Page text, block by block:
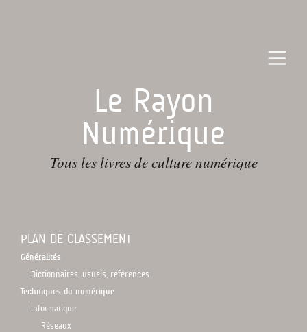
Le Rayon
Numérique
Tous les livres de culture numérique
PLAN DE CLASSEMENT
Généralités
Dictionnaires, usuels, références
Techniques du numérique
Informatique
Réseaux